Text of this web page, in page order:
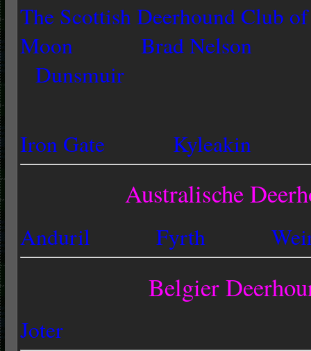
The ScottishDeerhound Club
Moon
Brad Nelson
Dunsmuir
Iron Gate Kyleakin
Australische
Anduril Fyrth
Belgier
Joter